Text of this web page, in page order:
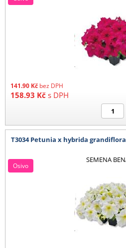
141.90 Kč bez DPH
158.93 Kč s DPH
T3034 Petunia x hybrida grandiflora
SEMENA
Osivo